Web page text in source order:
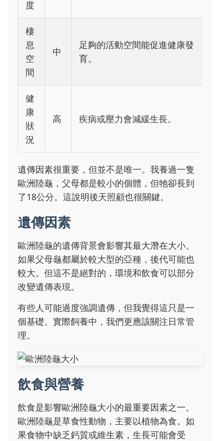
度
棲
息
空
間
中
足夠的活動空間能促進健康發
育。
健
康
狀
況
高 疾病或壓力會減緩生長。
遺傳因素很重要，但並不是唯一。我養過一隻
歐洲陸龜，父母都是較小的個體，但牠卻長到
了18公分。這說明後天照顧也很關鍵。
遺傳因素
歐洲陸龜的遺傳背景會影響其最大潛在大小。
如果父母龜都屬於較大型的亞種，後代可能也
較大。但這不是絕對的，環境和飲食可以部分
改變遺傳表現。
有些人可能過度強調遺傳，但我覺得這只是一
個基礎。實際飼養中，我們更應該關注日常管
理。
飲食與營養
飲食是影響歐洲陸龜大小的最重要因素之一。
歐洲陸龜是草食性動物，主要以植物為食。如
果食物中缺乏鈣質或維生素，生長可能會受